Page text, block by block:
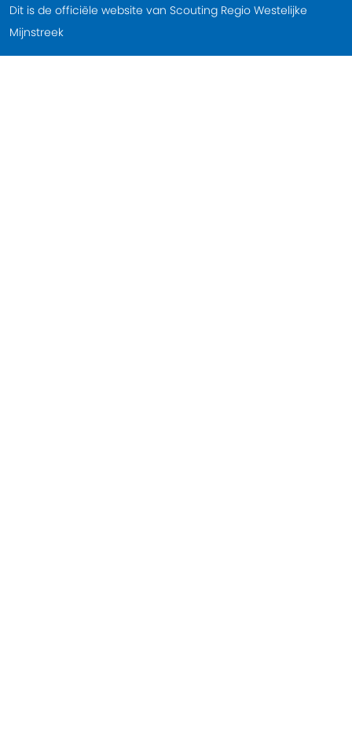
Dit is de officiële website van Scouting Regio Westelijke
Mijnstreek